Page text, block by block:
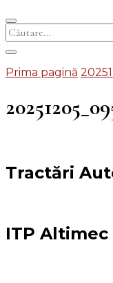
Caută
după:
Prima pagină
Tractări
ITP Altimec